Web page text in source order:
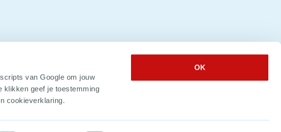
van Google om jouw
klikken geef je toestemming
cookieverklaring.
OK